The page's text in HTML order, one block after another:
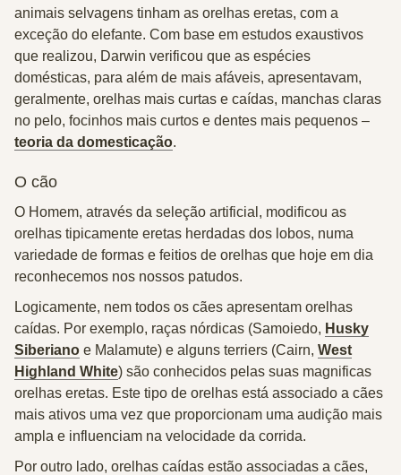
animais selvagens tinham as orelhas eretas, com a
exceção do elefante. Com base em estudos exaustivos
que realizou, Darwin verificou que as espécies
domésticas, para além de mais afáveis, apresentavam,
geralmente, orelhas mais curtas e caídas, manchas claras
no pelo, focinhos mais curtos e dentes mais pequenos –
teoria da domesticação.
O cão
O Homem, através da seleção artificial , modificou as
orelhas tipicamente eretas herdadas dos lobos, numa
variedade de formas e feitios de orelhas que hoje em dia
reconhecemos nos nossos patudos.
Logicamente, nem todos os cães apresentam orelhas
caídas. Por exemplo, raças nórdicas (Samoiedo, Husky
Siberiano e Malamute) e alguns terriers (Cairn, West
Highland White) são conhecidos pelas suas magnificas
orelhas eretas. Este tipo de orelhas está associado a cães
mais ativos uma vez que proporcionam uma audição mais
ampla e influenciam na velocidade da corrida.
Por outro lado, orelhas caídas estão associadas a cães,